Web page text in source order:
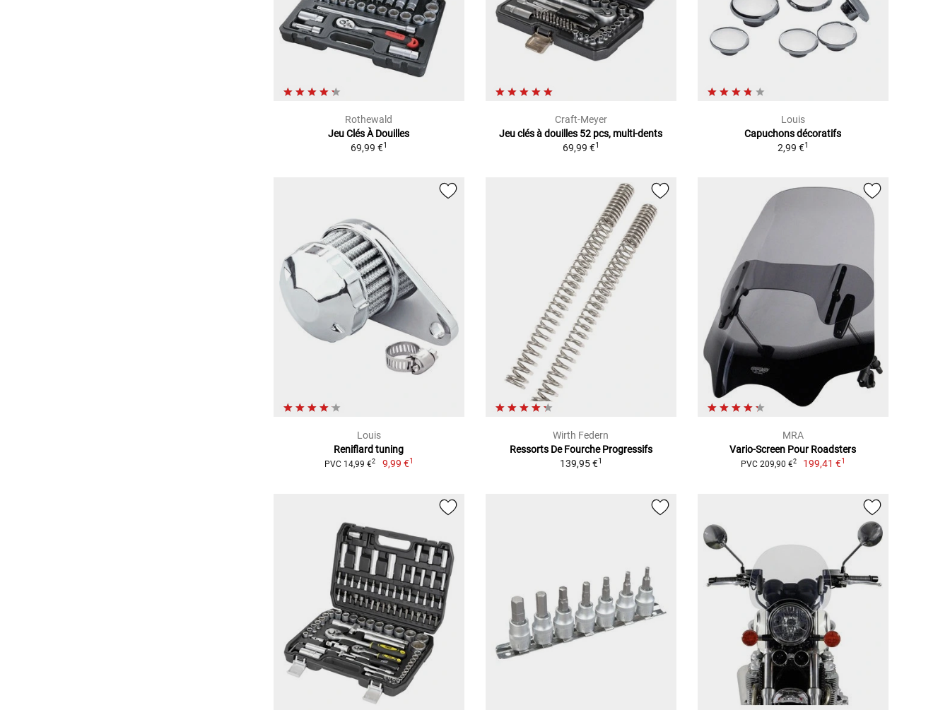
Rothewald
Jeu Clés À Douilles
69,99 €1
Craft-Meyer
Jeu clés à douilles 52 pcs, multi-dents
69,99 €1
Louis
Capuchons décoratifs
2,99 €1
Louis
Reniflard tuning
PVC 14,99 €2 9,99 €1
Wirth Federn
Ressorts De Fourche Progressifs
139,95 €1
MRA
Vario-Screen Pour Roadsters
PVC 209,90 €2 199,41 €1